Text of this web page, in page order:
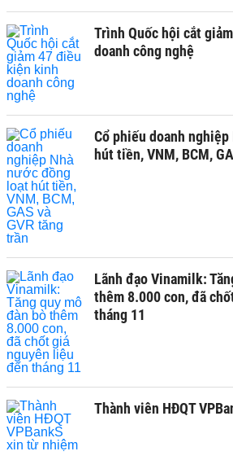
Trình Quốc hội cắt
doanh công nghệ
Cổ phiếu doanh
hút tiền, VNM, BCM,
Lãnh đạo Vinamilk:
thêm 8.000 con, đã
tháng 11
Thành viên HĐQT